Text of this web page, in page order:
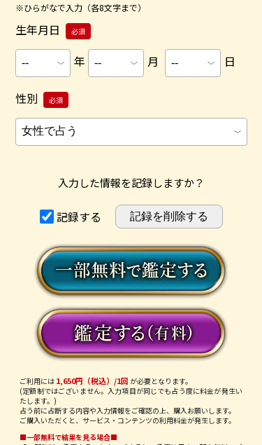
※ひらがなで入力（各8文字まで）
生年月日 必須
年 月 日
性別 必須
入力した情報を記録しますか？
記録する
ご利用には 1,650円（税込）/1回 が必要となります。
(定額制ではございません。入力項目が同じでも占う度に料金が発生い
たします。)
占う前に占断する内容や入力情報をご確認の上、購入お願いします。
ご購入いただくと、サービス・コンテンツの利用料金が発生します。
■一部無料で結果を見る場合■